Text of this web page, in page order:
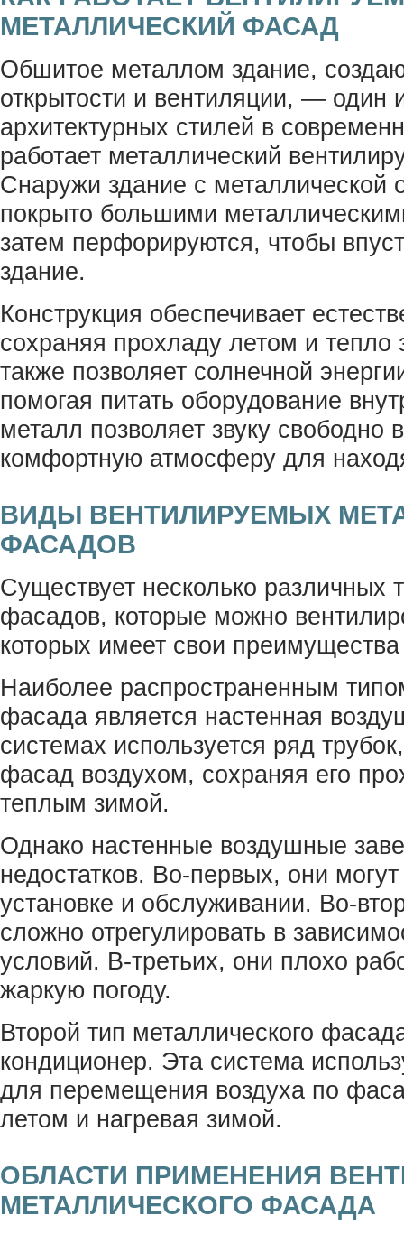
МЕТАЛЛИЧЕСКИЙ ФАСАД
Обшитое металлом здание,
открытости и вентиляции, — один
архитектурных стилей в
работает металлический
Снаружи здание с металлической
покрыто большими
затем перфорируются, чтобы
здание.
Конструкция обеспечивает
сохраняя прохладу летом и
также позволяет солнечной
помогая питать оборудование
металл позволяет звуку свободно
комфортную атмосферу для
ВИДЫ ВЕНТИЛИРУЕМЫХ
ФАСАДОВ
Существует несколько различных
фасадов, которые можно
которых имеет свои преимущества
Наиболее распространенным
фасада является настенная
системах используется ряд
фасад воздухом, сохраняя его
теплым зимой.
Однако настенные воздушные
недостатков. Во-первых, они
установке и обслуживании. Во-
сложно отрегулировать в
условий. В-третьих, они плохо
жаркую погоду.
Второй тип металлического
кондиционер. Эта система
для перемещения воздуха по
летом и нагревая зимой.
ОБЛАСТИ ПРИМЕНЕНИЯ
МЕТАЛЛИЧЕСКОГО ФАСАДА